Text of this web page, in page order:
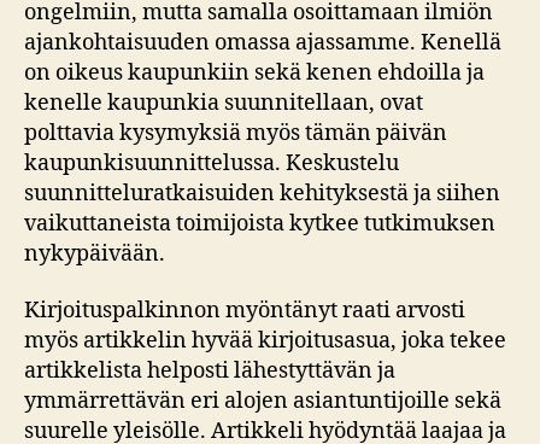
ongelmiin, mutta samalla osoittamaan ilmiön
ajankohtaisuuden omassa ajassamme. Kenellä
on oikeus kaupunkiin sekä kenen ehdoilla ja
kenelle kaupunkia suunnitellaan, ovat
polttavia kysymyksiä myös tämän päivän
kaupunkisuunnittelussa. Keskustelu
suunnitteluratkaisuiden kehityksestä ja siihen
vaikuttaneista toimijoista kytkee tutkimuksen
nykypäivään.
Kirjoituspalkinnon myöntänyt raati arvosti
myös artikkelin hyvää kirjoitusasua, joka tekee
artikkelista helposti lähestyttävän ja
ymmärrettävän eri alojen asiantuntijoille sekä
suurelle yleisölle. Artikkeli hyödyntää laajaa ja